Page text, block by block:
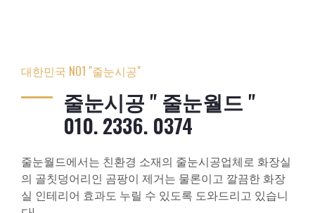
대한민국 NO1 "줄눈시공"
줄눈시공 " 줄눈월드 "
010. 2336. 0374
줄눈월드에서는 친환경 소재의 줄눈시공업체로 화장실
의 골칫덩어리인 곰팡이 제거는 물론이고 깔끔한 화장
실 인테리어 효과도 누릴 수 있도록 도와드리고 있습니